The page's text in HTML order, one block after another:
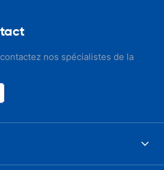
nos spécialistes de la